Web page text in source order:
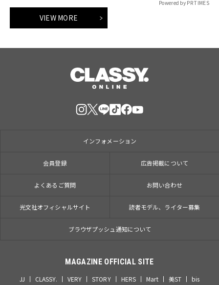
Powered by PR TIMES
VIEW MORE
インフォメーション
会員登録 広告掲載について
よくあるご質問 お問い合わせ
光文社オフィシャルサイト 読者モデル、ライター募集
ブラウザプッシュ通知について
MAGAZINE OFFICIAL SITE
JJ CLASSY. VERY STORY HERS Mart 美ST bis